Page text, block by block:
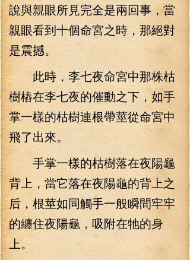
說與親眼所見完全是兩回事，當
親眼看到十個命宮之時，那絕對
是震撼。
此時，李七夜命宮中那株枯
樹樁在李七夜的催動之下，如手
掌一樣的枯樹連根帶莖從命宮中
飛了出來。
手掌一樣的枯樹落在夜陽龜
背上，當它落在夜陽龜的背上之
后，根莖如同觸手一般瞬間牢牢
的纏住夜陽龜，吸附在牠的身
上。